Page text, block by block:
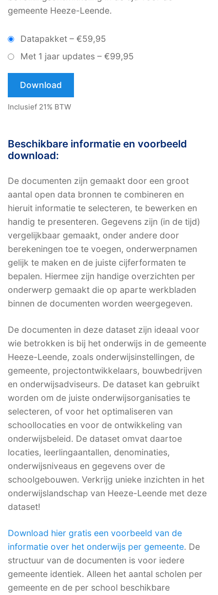
gemeente Heeze-Leende.
Datapakket – €59,95
Met 1 jaar updates – €99,95
Download
Inclusief 21% BTW
Beschikbare informatie en voorbeeld
download:
De documenten zijn gemaakt door een groot
aantal open data bronnen te combineren en
hieruit informatie te selecteren, te bewerken en
handig te presenteren. Gegevens zijn (in de tijd)
vergelijkbaar gemaakt, onder andere door
berekeningen toe te voegen, onderwerpnamen
gelijk te maken en de juiste cijferformaten te
bepalen. Hiermee zijn handige overzichten per
onderwerp gemaakt die op aparte werkbladen
binnen de documenten worden weergegeven.
De documenten in deze dataset zijn ideaal voor
wie betrokken is bij het onderwijs in de gemeente
Heeze-Leende, zoals onderwijsinstellingen, de
gemeente, projectontwikkelaars, bouwbedrijven
en onderwijsadviseurs. De dataset kan gebruikt
worden om de juiste onderwijsorganisaties te
selecteren, of voor het optimaliseren van
schoollocaties en voor de ontwikkeling van
onderwijsbeleid. De dataset omvat daartoe
locaties, leerlingaantallen, denominaties,
onderwijsniveaus en gegevens over de
schoolgebouwen. Verkrijg unieke inzichten in het
onderwijslandschap van Heeze-Leende met deze
dataset!
Download hier gratis een voorbeeld van de
informatie over het onderwijs per gemeente. De
structuur van de documenten is voor iedere
gemeente identiek. Alleen het aantal scholen per
gemeente en de per school beschikbare